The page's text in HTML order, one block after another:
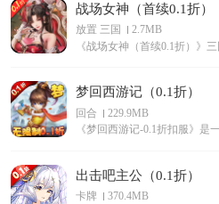
战场女神（首续0.1折）
放置 三国
2.7MB
《战场女神（首续0.1折）》
梦回西游记（0.1折）
回合
229.9MB
《梦回西游记-0.1折扣服》是
出击吧主公（0.1折）
卡牌
370.4MB